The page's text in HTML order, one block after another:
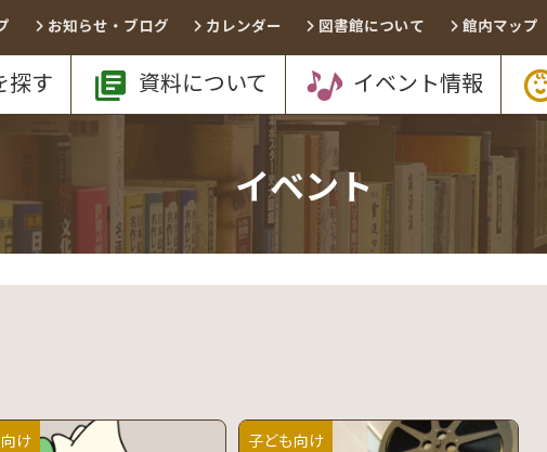
お知らせ・ブログ カレンダー 図書館について 館内マップ
探す 資料について イベント情報
イベント
け 子ども向け